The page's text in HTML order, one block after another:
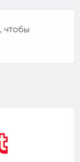
, чтобы